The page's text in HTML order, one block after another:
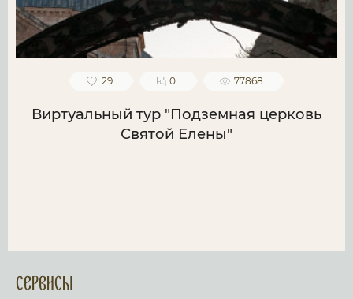
29 0 77868
Виртуальный тур "Подземная церковь
Святой Елены"
Сервисы